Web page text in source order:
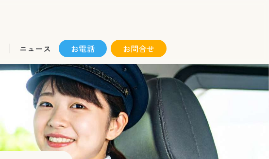
ニュース お電話 お問合せ